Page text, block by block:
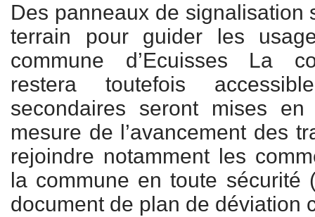
Des panneaux de signalisation
terrain pour guider les
commune d’Ecuisses La
restera toutefois
secondaires seront mises
mesure de l’avancement des
rejoindre notamment les
la commune en toute sécurité
document de plan de déviation